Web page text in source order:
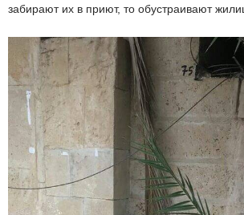
забирают их в приют, то обустраивают